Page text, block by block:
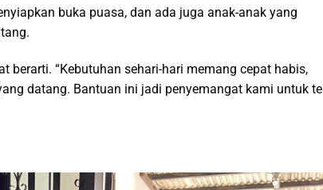
buka puasa, dan ada juga anak-anak yang
berarti. “Kebutuhan sehari-hari memang cepat habis,
datang. Bantuan ini jadi penyemangat kami untuk